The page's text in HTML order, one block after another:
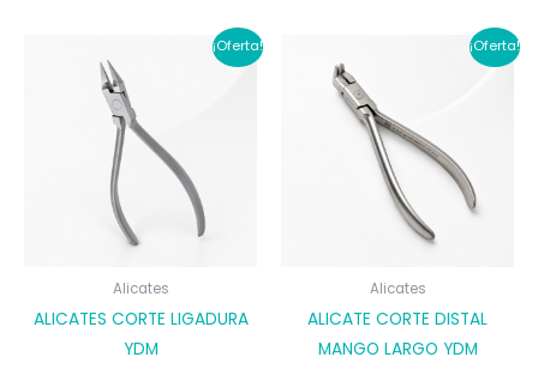
¡Oferta!
Alicates
ALICATES CORTE LIGADURA
YDM
¡Oferta!
Alicates
ALICATE CORTE DISTAL
MANGO LARGO YDM